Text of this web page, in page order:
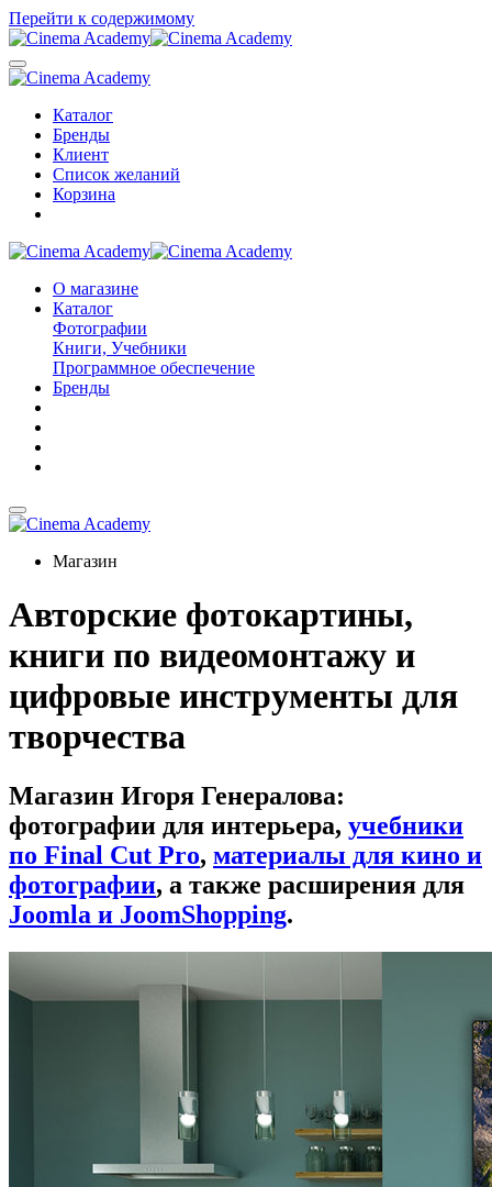
Перейти к содержимому
Каталог
Бренды
Клиент
Список желаний
Корзина
О магазине
Каталог
Фотографии
Книги, Учебники
Программное обеспечение
Бренды
Магазин
Авторские фотокартины,
книги по видеомонтажу и
цифровые инструменты для
творчества
Магазин Игоря Генералова:
фотографии для интерьера, учебники
по Final Cut Pro, материалы для кино и
фотографии, а также расширения для
Joomla и JoomShopping.